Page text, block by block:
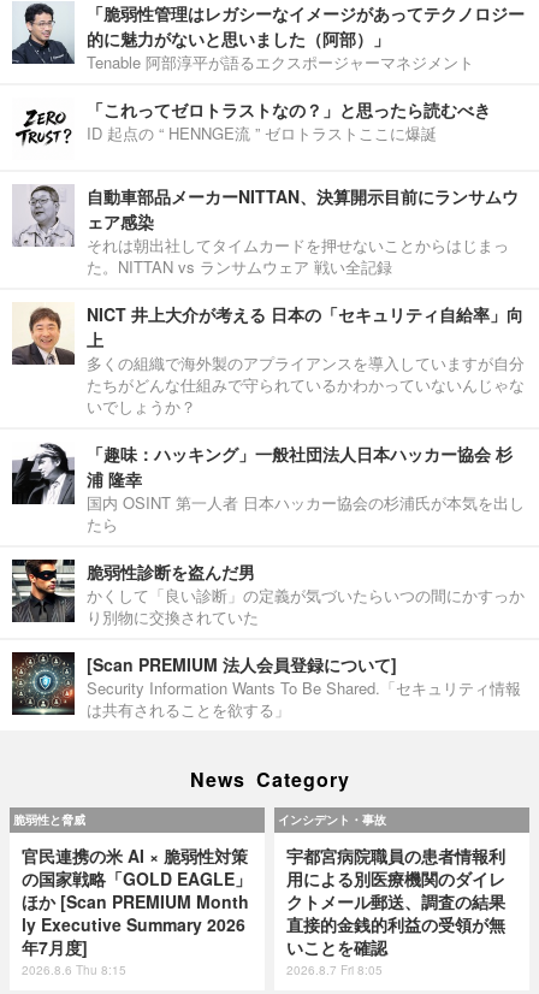
「脆弱性管理はレガシーなイメージがあってテクノロジー
的に魅力がないと思いました（阿部）」
Tenable 阿部淳平が語るエクスポージャーマネジメント
「これってゼロトラストなの？」と思ったら読むべき
ID 起点の “ HENNGE流 ” ゼロトラストここに爆誕
自動車部品メーカーNITTAN、決算開示目前にランサムウ
ェア感染
それは朝出社してタイムカードを押せないことからはじまっ
た。NITTAN vs ランサムウェア 戦い全記録
NICT 井上大介が考える 日本の「セキュリティ自給率」向
上
多くの組織で海外製のアプライアンスを導入していますが自分
たちがどんな仕組みで守られているかわかっていないんじゃな
いでしょうか？
「趣味：ハッキング」一般社団法人日本ハッカー協会 杉
浦 隆幸
国内 OSINT 第一人者 日本ハッカー協会の杉浦氏が本気を出し
たら
脆弱性診断を盗んだ男
かくして「良い診断」の定義が気づいたらいつの間にかすっか
り別物に交換されていた
[Scan PREMIUM 法人会員登録について]
Security Information Wants To Be Shared.「セキュリティ情報
は共有されることを欲する」
News Category
脆弱性と脅威
官民連携の米 AI × 脆弱性対策
の国家戦略「GOLD EAGLE」
ほか [Scan PREMIUM Month
ly Executive Summary 2026
年7月度]
2026.8.6 Thu 8:15
インシデント・事故
宇都宮病院職員の患者情報利
用による別医療機関のダイレ
クトメール郵送、調査の結果
直接的金銭的利益の受領が無
いことを確認
2026.8.7 Fri 8:05